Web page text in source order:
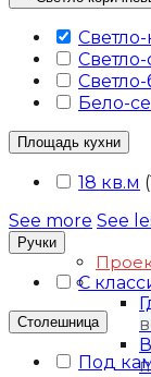
Бело-
Площадь кухни
18 кв.м (
See more See
Ручки
С
Столешница
Под